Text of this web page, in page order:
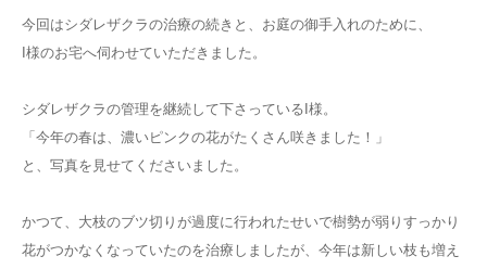
今回はシダレザクラの治療の続きと、お庭の御手入れのために、
I様のお宅へ伺わせていただきました。
シダレザクラの管理を継続して下さっているI様。
「今年の春は、濃いピンクの花がたくさん咲きました！」
と、写真を見せてくださいました。
かつて、大枝のブツ切りが過度に行われたせいで樹勢が弱りすっかり
花がつかなくなっていたのを治療しましたが、今年は新しい枝も増え